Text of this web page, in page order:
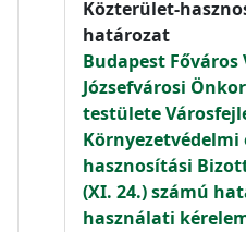
Közterület-
határozat
Budapest
Józsefvárosi
testülete
Környezetvédelmi
hasznosítási
(XI. 24.) számú
használati